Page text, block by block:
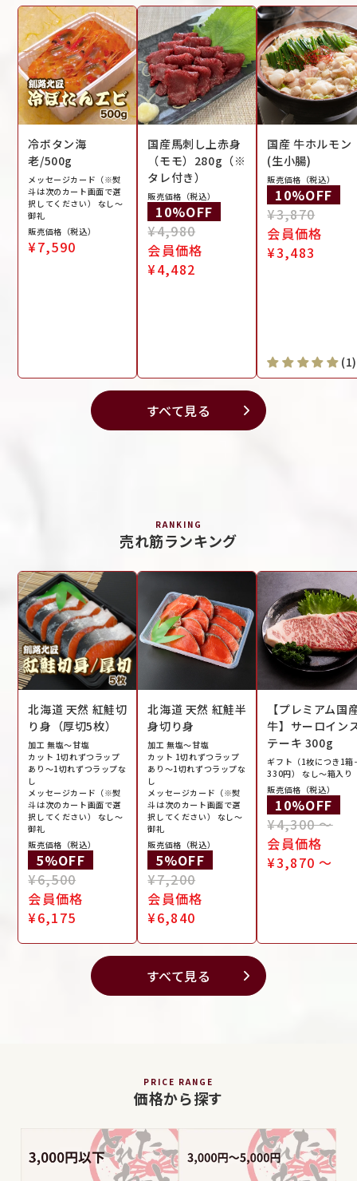
冷ボタン海
老/500g
メッセージカード（※熨
斗は次のカート画面で選
択してください） なし〜
御礼
販売価格（税込）
通
¥7,590
国産馬刺し上赤身
（モモ）280g（※
タレ付き）
販売価格（税込）
通
常
価
格
10%OFF
¥4,980
会員価格
¥4,482
国産 牛ホルモン
(生小腸)
販売価格（税込）
通
常
価
格
10%OFF
¥3,870
会員価格
¥3,483
(1)
すべて見る
RANKING
売れ筋ランキング
北海道 天然 紅鮭切
り身（厚切5枚）
加工 無塩〜甘塩
カット 1切れずつラップ
あり〜1切れずつラップな
し
メッセージカード（※熨
斗は次のカート画面で選
択してください） なし〜
御礼
販売価格（税込）
通
常
価
格
5%OFF
¥6,500
会員価格
¥6,175
北海道 天然 紅鮭半
身切り身
加工 無塩〜甘塩
カット 1切れずつラップ
あり〜1切れずつラップな
し
メッセージカード（※熨
斗は次のカート画面で選
択してください） なし〜
御礼
販売価格（税込）
通
常
価
格
5%OFF
¥7,200
会員価格
¥6,840
【プレミアム国
牛】サーロイン
テーキ 300g
ギフト（1枚につき1箱
330円） なし〜箱入り
販売価格（税込）
通
常
価
格
10%OFF
¥4,300 ～
会員価格
¥3,870 ～
すべて見る
PRICE RANGE
価格から探す